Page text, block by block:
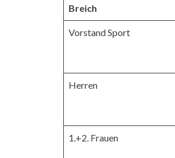
Breich
Vorstand Sport
Herren
1.+2. Frauen